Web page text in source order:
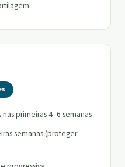
primeiras 4–6 semanas
semanas (proteger